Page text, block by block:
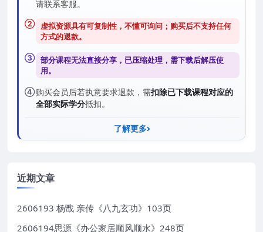
请联系客服。
② 虚拟资源具有可复制性，不懂可询问；购买后不支持任何
方式的退款。
③ 部分课程无法直接分享，已压缩处理，需下载后解压使
用。
④购买会员后若执意要求退款，需扣除已下载课程对应的
全部实际学分抵扣。
了解更多
近期文章
2606193 杨戬 亲传《八九玄功》103页
2606194思源《办公家居顺风顺水》248页